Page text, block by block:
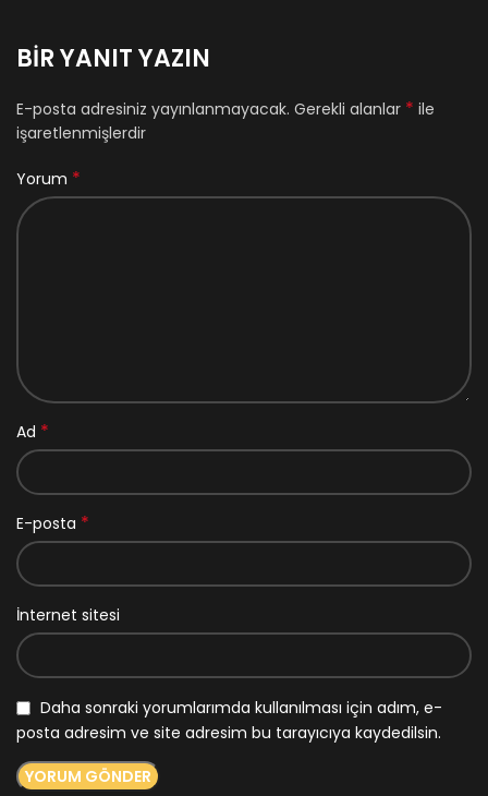
BIR YANIT YAZIN
E-posta adresiniz yayınlanmayacak. Gerekli alanlar * ile
işaretlenmişlerdir
Yorum *
Ad *
E-posta *
İnternet sitesi
Daha sonraki yorumlarımda kullanılması için adım, e-
posta adresim ve site adresim bu tarayıcıya kaydedilsin.